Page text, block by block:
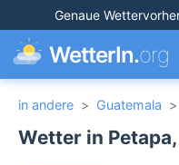
Genaue
WetterIn.org
in andere > Guatemala >
Wetter in